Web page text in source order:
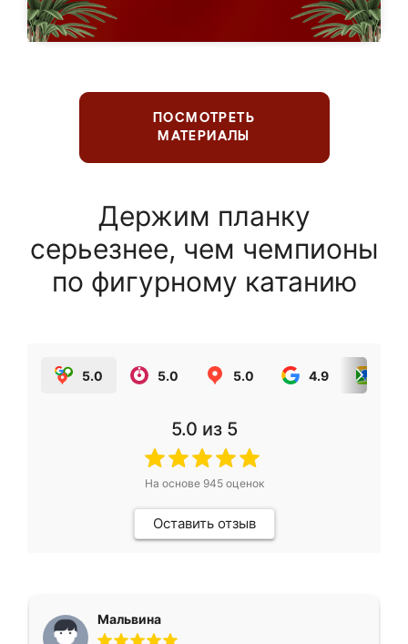
ПОСМОТРЕТЬ
МАТЕРИАЛЫ
Держим планку
серьезнее, чем чемпионы
по фигурному катанию
5.0 5.0 5.0 4.9
5.0 из 5
На основе 945оценок
Оставить отзыв
Мальвина